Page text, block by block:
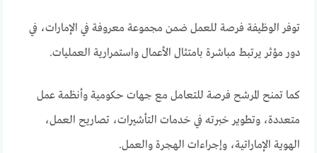
توفر الوظيفة فرصة للعمل ضمن مجموعة معروفة في الإمارات، في
دور مؤثر يرتبط مباشرة بامتثال الأعمال واستمرارية العمليات.
كما تمنح المرشح فرصة للتعامل مع جهات حكومية وأنظمة عمل
متعددة، وتطوير خبرته في خدمات التأشيرات، تصاريح العمل،
الهوية الإماراتية، وإجراءات الهجرة والعمل.